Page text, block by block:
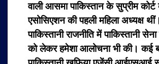
वाली आसमा पाकिस्तान के सुप्रीम कोर्ट
एसोसिएशन की पहली महिला अध्यक्ष
पाकिस्तानी राजनीति में पाकिस्तानी
को लेकर हमेशा आलोचना भी की। कई